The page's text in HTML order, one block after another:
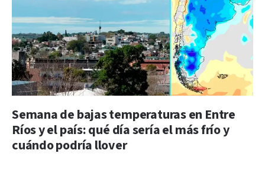
Semana de bajas temperaturas en Entre
Ríos y el país: qué día sería el más frío y
cuándo podría llover